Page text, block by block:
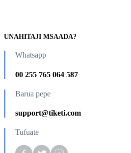
UNAHITAJI MSAADA?
Whatsapp
00 255 765 064 587
Barua pepe
support@tiketi.com
Tufuate